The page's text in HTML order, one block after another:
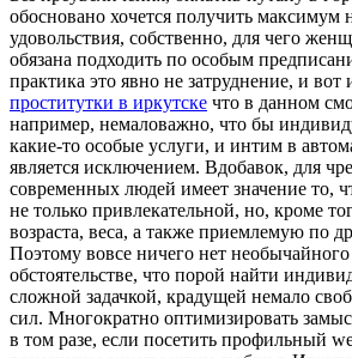
обосновано хочется получить максимум
удовольствия, собственно, для чего
обязана подходить по особым
практика это явно не затруднение, и вот
проститутки в иркутске что в данном
например, немаловажно, что бы
какие-то особые услуги, и интим в
является исключением. Вдобавок, для
современных людей имеет значение то,
не только привлекательной, но, кроме
возраста, веса, а также приемлемую по
Поэтому вовсе ничего нет
обстоятельстве, что порой найти
сложной задачкой, крадущей немало
сил. Многократно оптимизировать
в том разе, если посетить профильный